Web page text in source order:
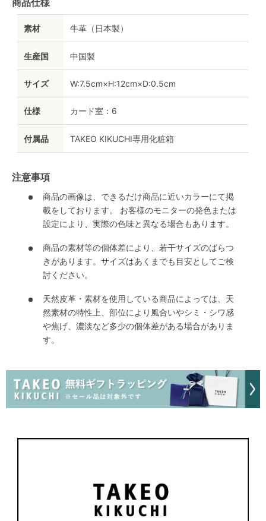
素材 牛革（日本製）
生産国 中国製
サイズ W:7.5cm×H:12cm×D:0.5cm
仕様 カード室：6
付属品 TAKEO KIKUCHI専用化粧箱
注意事項
商品の画像は、できるだけ商品に近いカラーにて掲
載をしております。 お客様のモニターの発色または
設定により、実際の色味と異なる場合もあります。
商品の素材等の個体差により、若干サイズのばらつ
きがあります。サイズはあくまでも目安としてご検
討ください。
天然皮革・素材を使用している商品によっては、天
然素材の特性上、部位により風合いやシミ・シワ感
や焦げ、濃淡など多少の個体差がある場合がありま
す。